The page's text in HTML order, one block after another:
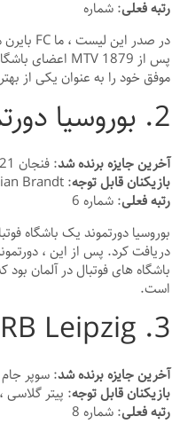
رتبه فعلی: شماره
موفق خود را به عنوان یکی از بهترین تیم
2. بوروسیا دورتموند: آیکون های فوتبال آلمان
آخرین جایزه برنده شد: فنجان DFB ، 2021
بازیکنان قابل توجه: Malen ، Mats Hummels ، Julian Brandt
رتبه فعلی: شماره 6
است.
3. RB Leipzig: ستاره ها در فوتبال آلمان
آخرین جایزه برنده شد: سوپر جام
بازیکنان قابل توجه: پیتر گلاسی
رتبه فعلی: شماره 8